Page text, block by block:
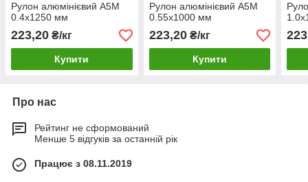
Рулон алюмінієвий А5М
0.4х1250 мм
223,20 ₴/кг
Купити
Рулон алюмінієвий А5М
0.55х1000 мм
223,20₴/кг
Купити
Про нас
Рейтинг не сформований
Менше 5 відгуків за останній рік
Працює з 08.11.2019